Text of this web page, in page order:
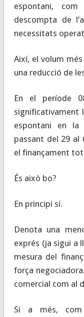
espontani,
descompta de
necessitats
Així, el volum
una reducció de
En el període
significativament
espontani en la
passant del 29 al
el finançament
És això bo?
En principi sí.
Denota una
exprés (ja sigui a
mesura del
força
comercial com al
Si a més, com